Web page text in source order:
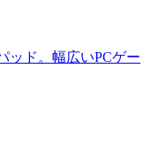
ッド。幅広いPCゲー